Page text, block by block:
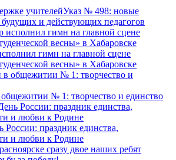
Указ № 498: новые
и действующих педагогов
гимн на главной сцене
весны» в Хабаровске
№ 1: творчество и единство
России: праздник единства,
и любви к Родине